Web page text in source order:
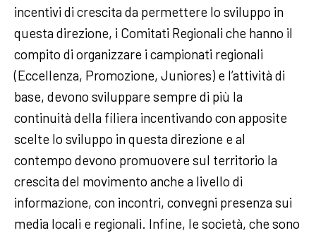
incentivi di crescita da permettere lo sviluppo in
questa direzione, i Comitati Regionali che hanno il
compito di organizzare i campionati regionali
(Eccellenza, Promozione, Juniores) e l’attività di
base, devono sviluppare sempre di più la
continuità della filiera incentivando con apposite
scelte lo sviluppo in questa direzione e al
contempo devono promuovere sul territorio la
crescita del movimento anche a livello di
informazione, con incontri, convegni presenza sui
media locali e regionali. Infine, le società, che sono